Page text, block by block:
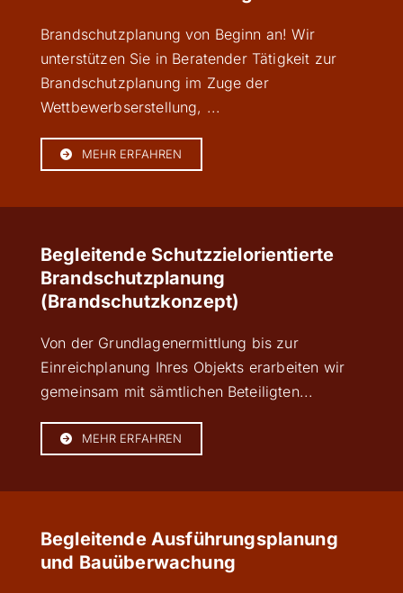
Brandschutzplanung von Beginn an! Wir
unterstützen Sie in Beratender Tätigkeit zur
Brandschutzplanung im Zuge der
Wettbewerbserstellung, ...
MEHR ERFAHREN
Begleitende Schutzzielorientierte
Brandschutzplanung
(Brandschutzkonzept)
Von der Grundlagenermittlung bis zur
Einreichplanung Ihres Objekts erarbeiten wir
gemeinsam mit sämtlichen Beteiligten...
MEHR ERFAHREN
Begleitende Ausführungsplanung
und Bauüberwachung